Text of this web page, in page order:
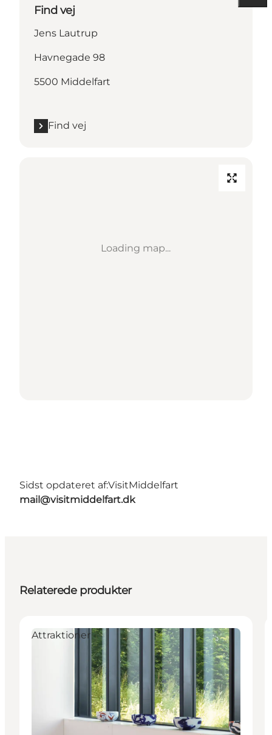
Find vej
Jens Lautrup
Havnegade 98
5500 Middelfart
Find vej
Loading map...
Sidst opdateret af:VisitMiddelfart
mail@visitmiddelfart.dk
Relaterede produkter
Attraktioner